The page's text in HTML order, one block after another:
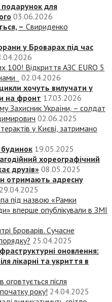
подарунок для
03.06.2026
– Свириденко
у Броварах під час
100! Відкриття АЗС EURO 5
02.04.2026
хочуть вилучати у
на фронт 17.03.2026
Захисник України, – солдат
02.06.2025
у Києві, затримано
будинок 19.05.2025
хореографічний
друзів» 08.05.2025
отримають адресну
29.04.2025
під назвою «‎Рамки
вперше опублікували в ЗМІ
Броварів. Сучасне
25.04.2025
оновлення:
лікарні та укриття в
оговтується після
року! 24.04.2025